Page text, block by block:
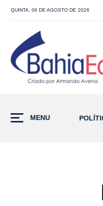
QUINTA, 06 DE AGOSTO DE 2026
MENU